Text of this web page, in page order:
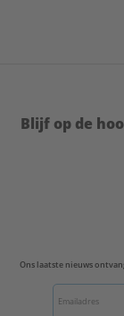
Blijf op de
Ons laatste nieuws